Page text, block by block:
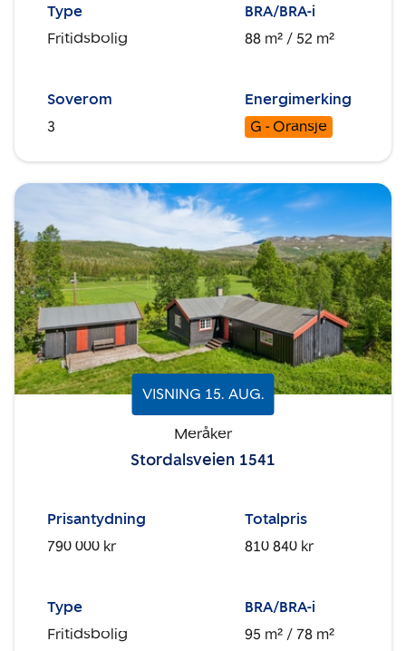
Type
Fritidsbolig
BRA/BRA-i
88 m² / 52 m²
Soverom
3
Energimerking
G - Oransje
VISNING 15. AUG.
Meråker
Stordalsveien 1541
Prisantydning
790 000 kr
Totalpris
810 840 kr
Type
Fritidsbolig
BRA/BRA-i
95 m² / 78 m²